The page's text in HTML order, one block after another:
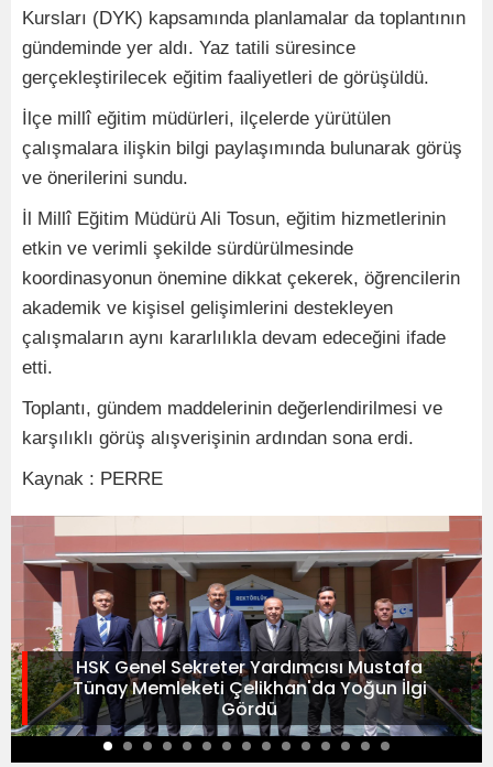
Kursları (DYK) kapsamında planlamalar da toplantının
gündeminde yer aldı. Yaz tatili süresince
gerçekleştirilecek eğitim faaliyetleri de görüşüldü.
İlçe millî eğitim müdürleri, ilçelerde yürütülen
çalışmalara ilişkin bilgi paylaşımında bulunarak görüş
ve önerilerini sundu.
İl Millî Eğitim Müdürü Ali Tosun, eğitim hizmetlerinin
etkin ve verimli şekilde sürdürülmesinde
koordinasyonun önemine dikkat çekerek, öğrencilerin
akademik ve kişisel gelişimlerini destekleyen
çalışmaların aynı kararlılıkla devam edeceğini ifade
etti.
Toplantı, gündem maddelerinin değerlendirilmesi ve
karşılıklı görüş alışverişinin ardından sona erdi.
Kaynak : PERRE
HSK Genel Sekreter Yardımcısı Mustafa
Tünay Memleketi Çelikhan'da Yoğun İlgi
Gördü